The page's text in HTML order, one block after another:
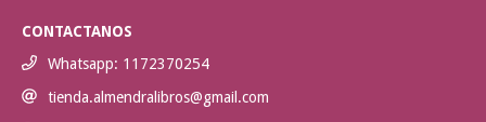
CONTACTANOS
Whatsapp: 1172370254
tienda.almendralibros@gmail.com